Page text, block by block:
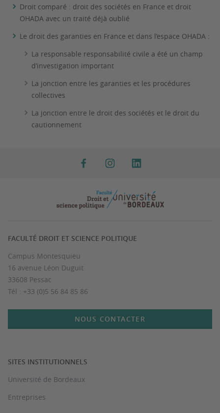
Droit comparé : droit des sociétés en France et droit
OHADA avec un traité déjà oublié
Le droit des garanties en France et dans l’espace OHADA :
La responsable responsabilité civile a été un champ
d’investigation important
La jonction entre les garanties et les procédures
collectives
La jonction entre le droit des sociétés et le droit du
cautionnement
FACULTÉ DROIT ET SCIENCE POLITIQUE
Campus Montesquieu
16 avenue Léon Duguit
33608 Pessac
Tél : +33 (0)5 56 84 85 86
NOUS CONTACTER
SITES INSTITUTIONNELS
Université de Bordeaux
Entreprises